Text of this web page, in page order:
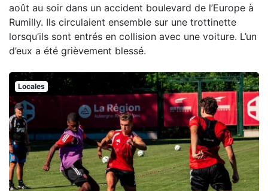
août au soir dans un accident boulevard de l’Europe à
Rumilly. Ils circulaient ensemble sur une trottinette
lorsqu’ils sont entrés en collision avec une voiture. L’un
d’eux a été grièvement blessé.
Locales